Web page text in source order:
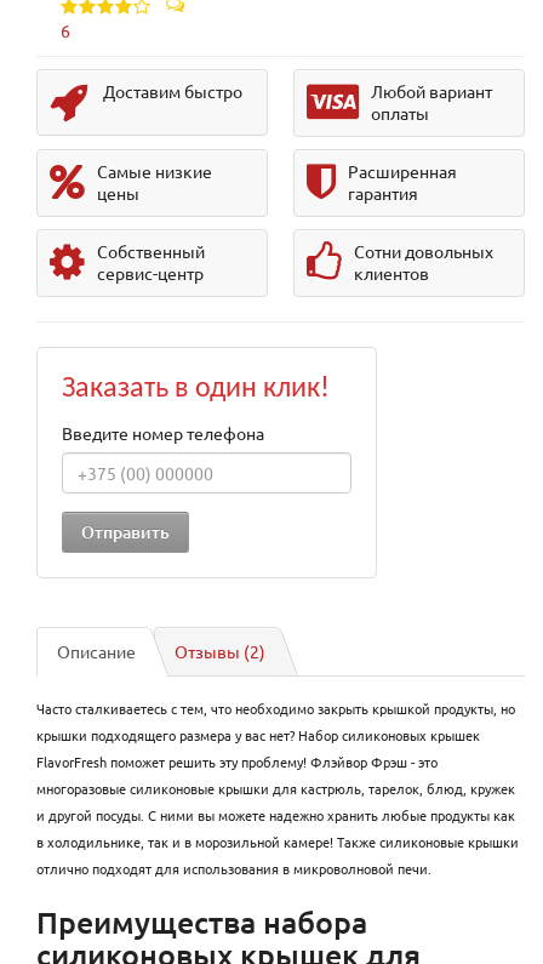
6
Доставим быстро
Любой вариант
оплаты
Самые низкие
цены
Расширенная
гарантия
Собственный
сервис-центр
Сотни довольных
клиентов
Заказать в один клик!
Введите номер телефона
Описание Отзывы (2)
Часто сталкиваетесь с тем, что необходимо закрыть крышкой продукты, но
крышки подходящего размера у вас нет? Набор силиконовых крышек
FlavorFresh поможет решить эту проблему! Флэйвор Фрэш - это
многоразовые силиконовые крышки для кастрюль, тарелок, блюд, кружек
и другой посуды. С ними вы можете надежно хранить любые продукты как
в холодильнике, так и в морозильной камере! Также силиконовые крышки
отлично подходят для использования в микроволновой печи.
Преимущества набора
силиконовых крышек для